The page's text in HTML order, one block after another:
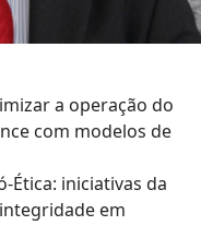
a operação do
com modelos de
Ética: iniciativas da
em